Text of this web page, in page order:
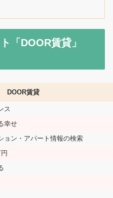
「DOOR賃貸」
DOOR賃貸
ス
幸せ
ョン・アパート情報の検索